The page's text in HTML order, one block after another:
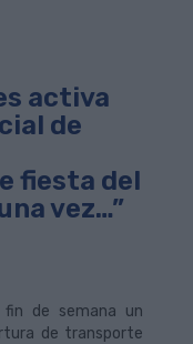
activa
de
fiesta del
vez…”
fin de semana un
de transporte